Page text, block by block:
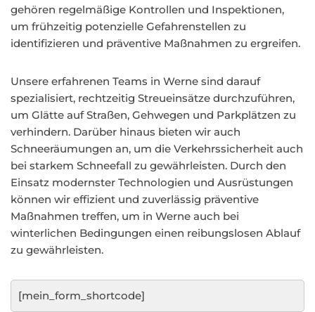
gehören regelmäßige Kontrollen und Inspektionen,
um frühzeitig potenzielle Gefahrenstellen zu
identifizieren und präventive Maßnahmen zu ergreifen.
Unsere erfahrenen Teams in Werne sind darauf
spezialisiert, rechtzeitig Streueinsätze durchzuführen,
um Glätte auf Straßen, Gehwegen und Parkplätzen zu
verhindern. Darüber hinaus bieten wir auch
Schneeräumungen an, um die Verkehrssicherheit auch
bei starkem Schneefall zu gewährleisten. Durch den
Einsatz modernster Technologien und Ausrüstungen
können wir effizient und zuverlässig präventive
Maßnahmen treffen, um in Werne auch bei
winterlichen Bedingungen einen reibungslosen Ablauf
zu gewährleisten.
[mein_form_shortcode]